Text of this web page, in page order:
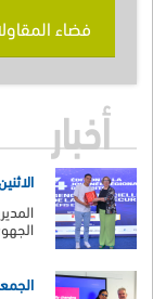
فضاء
أخبار
الاثنين 30 يونيو
الجمعة 13